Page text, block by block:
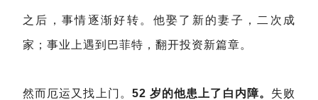
之后，事情逐渐好转。他娶了新的妻子，二次成
家；事业上遇到巴菲特，翻开投资新篇章。
然而厄运又找上门。 52 岁的他患上了白内障。 失败